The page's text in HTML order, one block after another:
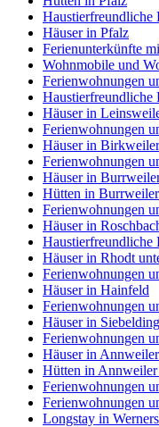
Haustierfreundliche
Häuser in Pfalz
Ferienunterkünfte
Wohnmobile und
Ferienwohnungen
Haustierfreundliche
Häuser in
Ferienwohnungen
Häuser in Birkweiler
Ferienwohnungen
Häuser in
Hütten in Burrweiler
Ferienwohnungen
Häuser in
Haustierfreundliche
Häuser in Rhodt
Ferienwohnungen
Häuser in Hainfeld
Ferienwohnungen
Häuser in
Ferienwohnungen
Häuser in
Hütten in
Ferienwohnungen
Ferienwohnungen
Longstay in